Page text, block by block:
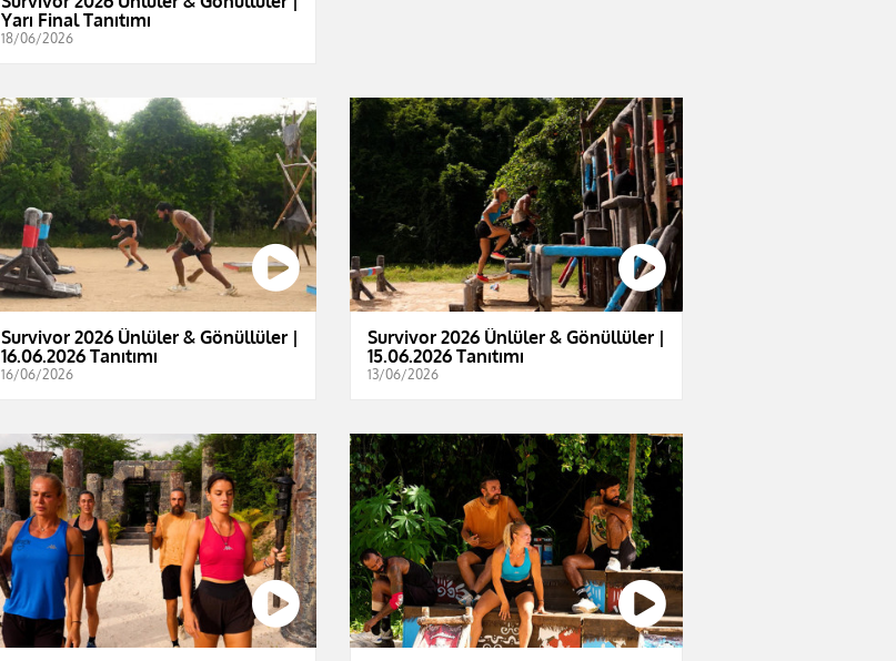
Yarı Final Tanıtımı
18/06/2026
Survivor 2026 Ünlüler & Gönüllüler |
16.06.2026 Tanıtımı
16/06/2026
Survivor 2026 Ünlüler & Gönüllüler |
15.06.2026 Tanıtımı
13/06/2026